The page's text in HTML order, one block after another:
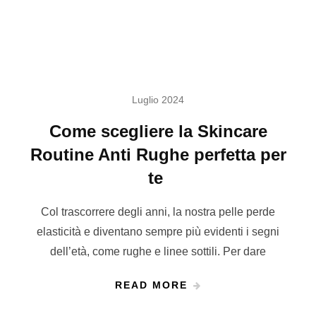
Luglio 2024
Come scegliere la Skincare
Routine Anti Rughe perfetta per
te
Col trascorrere degli anni, la nostra pelle perde
elasticità e diventano sempre più evidenti i segni
dell’età, come rughe e linee sottili. Per dare
READ MORE